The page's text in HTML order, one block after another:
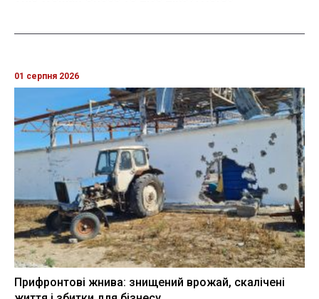
01 серпня 2026
Прифронтові жнива: знищений врожай, скалічені